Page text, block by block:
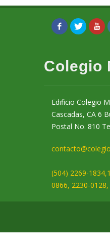
Colegio
Edificio Colegio
Cascadas, CA 6
Postal No. 810
(504) 2269-
0866, 2230-